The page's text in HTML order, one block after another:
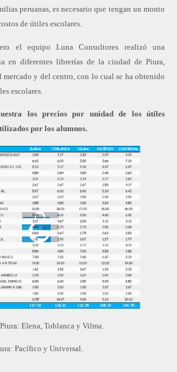
peruanas, es necesario que tengan un monto
de útiles escolares.
el equipo Luna Consultores realizó una
en diferentes librerías de la ciudad de Piura,
y del centro, con lo cual se ha obtenido
escolares.
los precios por unidad de los útiles
por los alumnos.
Elena, Toblanca y Vilma.
Pacífico y Universal.